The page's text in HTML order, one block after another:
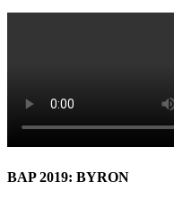
BAP 2019: BYRON